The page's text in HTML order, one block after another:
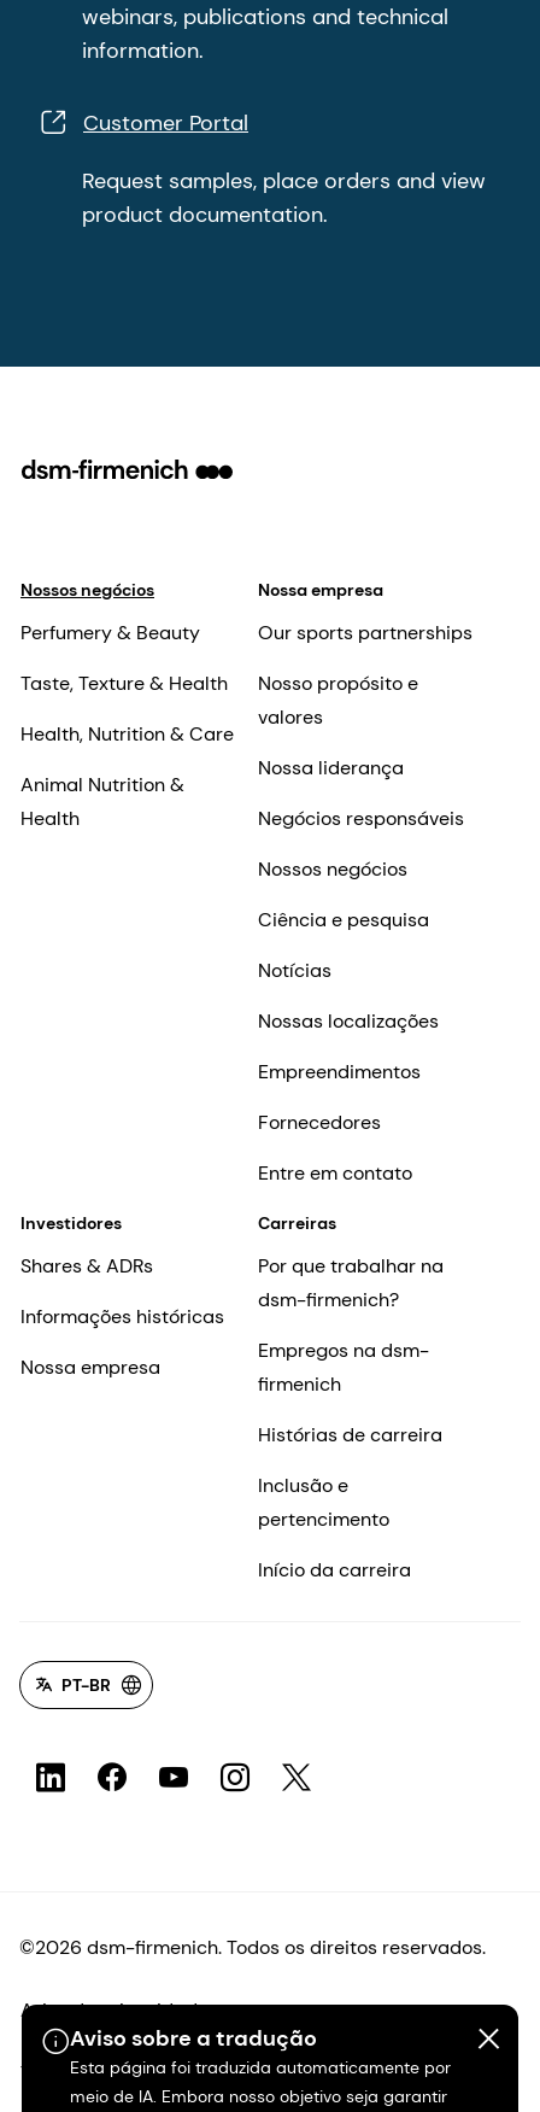
webinars, publications and technical
information.
Customer Portal
Request samples, place orders and view
product documentation.
Aviso sobre a tradução
Esta página foi traduzida automaticamente por
meio de IA. Embora nosso objetivo seja garantir
Nossos negócios
Perfumery & Beauty
Taste, Texture & Health
Health, Nutrition & Care
Animal Nutrition &
Health
Nossa empresa
Our sports partnerships
Nosso propósito e
valores
Nossa liderança
Negócios responsáveis
Nossos negócios
Ciência e pesquisa
Notícias
Nossas localizações
Empreendimentos
Fornecedores
Entre em contato
Investidores
Shares & ADRs
Informações históricas
Nossa empresa
Carreiras
Por que trabalhar na
dsm-firmenich?
Empregos na dsm-
firmenich
Histórias de carreira
Inclusão e
pertencimento
Início da carreira
PT-BR
©2026 dsm-firmenich. Todos os direitos reservados.
Aviso de privacidade
Termos de uso